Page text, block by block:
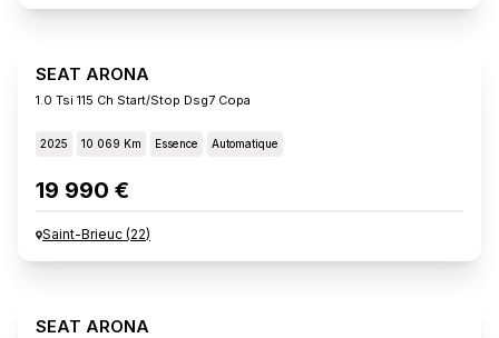
SEAT ARONA
1.0 Tsi 115 Ch Start/stop Dsg7 Copa
2025 10 069 Km Essence Automatique
19 990 €
Saint-Brieuc (22)
SEAT ARONA